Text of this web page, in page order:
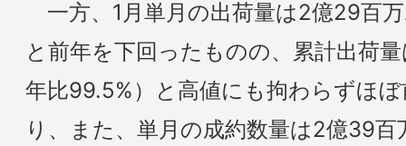
一方、1月単月の出荷量は2億29百
と前年を下回ったものの、累計出荷
年比99.5%）と高値にも拘わらずほ
り、また、単月の成約数量は2億39